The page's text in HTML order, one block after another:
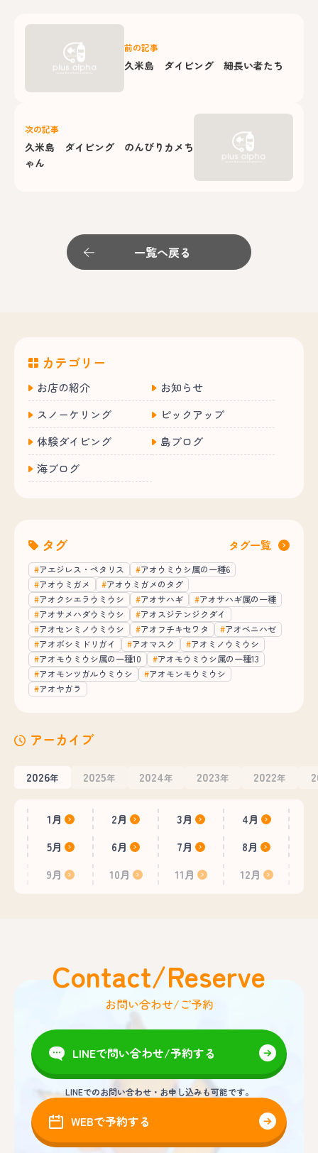
前の記事
久米島 ダイビング 細長い者たち
次の記事
久米島 ダイビング のんびりカメち
ゃん
一覧へ戻る
カテゴリー
お店の紹介
お知らせ
スノーケリング
ピックアップ
体験ダイビング
島ブログ
海ブログ
タグ タグ一覧
アエジレス・ペタリス
アオウミウシ属の一種6
アオウミガメ
アオウミガメのタグ
アオクシエラウミウシ
アオサハギ
アオサハギ属の一種
アオサメハダウミウシ
アオスジテンジクダイ
アオセンミノウミウシ
アオフチキセワタ
アオベニハゼ
アオボシミドリガイ
アオマスク
アオミノウミウシ
アオモウミウシ属の一種10
アオモウミウシ属の一種13
アオモンツガルウミウシ
アオモンモウミウシ
アオヤガラ
アーカイブ
2026年 2025年 2024年 2023年 2022年
1月 2月 3月
4月
5月
6月 7月
8月
9月
10月 11月 12月
Contact/Reserve
お問い合わせ/ご予約
LINEで問い合わせ/予約する
LINEでのお問い合わせ・お申し込みも可能です。
WEBで予約する